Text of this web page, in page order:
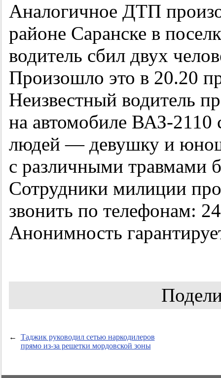
Аналогичное ДТП
районе Саранске в
водитель сбил двух
Произошло это в 20.20
Неизвестный водитель
на автомобиле ВАЗ-2110
людей — девушку и
с различными травмами
Сотрудники милиции
звонить по телефонам:
Анонимность
←
Таджик руководил сетью наркодилеров
прямо из-за решетки мордовской зоны